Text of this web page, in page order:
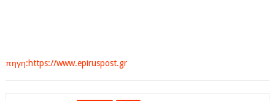
πηγη:https://www.epiruspost.gr